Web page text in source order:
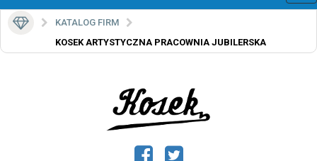
KATALOG FIRM
KOSEK ARTYSTYCZNA PRACOWNIA JUBILERSKA